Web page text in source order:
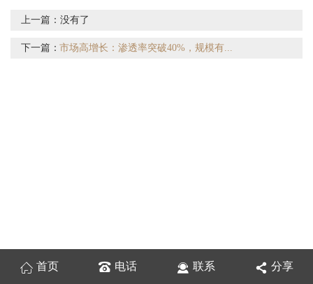
上一篇： 没有了
下一篇：市场高增长：渗透率突破40%，规模有...
首页 电话 联系 分享